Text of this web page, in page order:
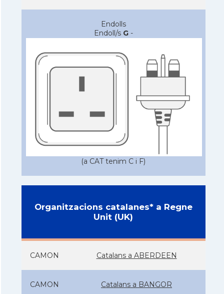
Endolls
Endoll/s G-
(a CAT tenim C i F)
Organitzacions catalanes* a Regne
Unit (UK)
CAMON Catalans a ABERDEEN
CAMON Catalans a BANGOR